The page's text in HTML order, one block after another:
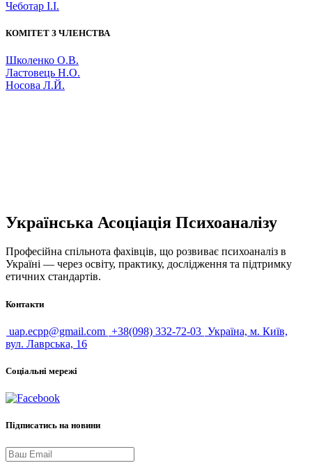
Чеботар І.І.
КОМІТЕТ З ЧЛЕНСТВА
Школенко О.В.
Ластовець Н.О.
Носова Л.Й.
Українська Асоціація Психоаналізу
Професійна спільнота фахівців, що розвиває психоаналіз в
Україні — через освіту, практику, дослідження та підтримку
етичних стандартів.
Контакти
uap.ecpp@gmail.com +38(098) 332-72-03 Україна, м. Київ,
вул. Лаврська, 16
Соціальні мережі
Підписатись на новини